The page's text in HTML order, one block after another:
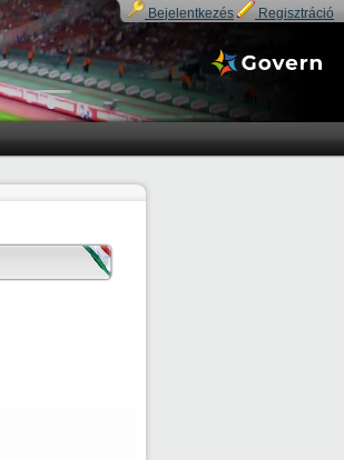
Bejelentkezés Regisztráció